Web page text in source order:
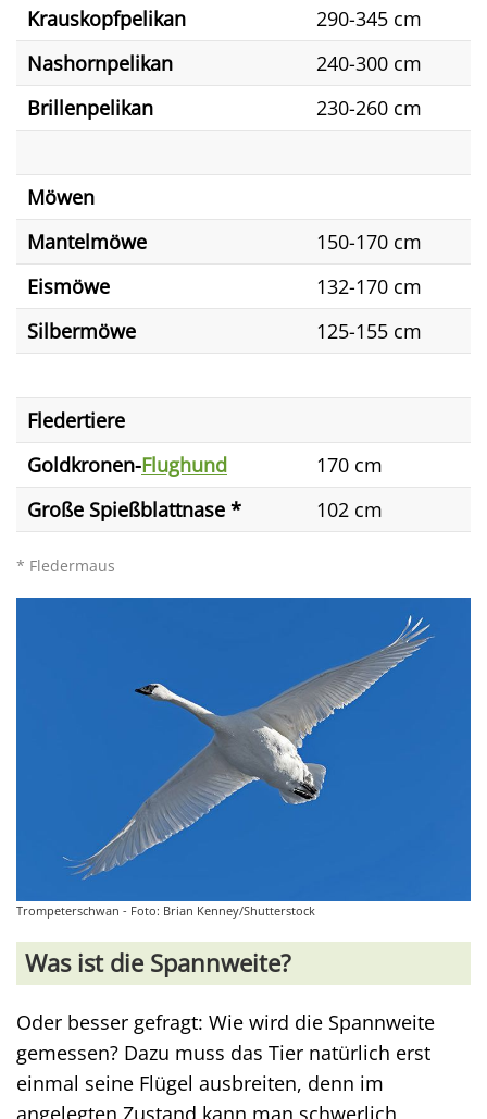
Krauskopfpelikan
290-345 cm
Nashornpelikan
240-300 cm
Brillenpelikan
230-260 cm
Möwen
Mantelmöwe
150-170 cm
Eismöwe
132-170 cm
Silbermöwe
125-155 cm
Fledertiere
Goldkronen-Flughund
170 cm
Große Spießblattnase *
102 cm
* Fledermaus
Trompeterschwan - Foto: Brian Kenney/Shutterstock
Was ist die Spannweite?
Oder besser gefragt: Wie wird die Spannweite
gemessen? Dazu muss das Tier natürlich erst
einmal seine Flügel ausbreiten, denn im
angelegten Zustand kann man schwerlich